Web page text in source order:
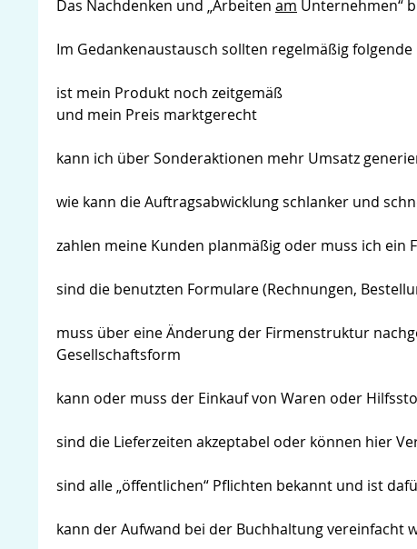
Das Nachdenken und „Arbeiten am Unternehmen“
Im Gedankenaustausch sollten regelmäßig
ist mein Produkt noch zeitgemäß
und mein Preis marktgerecht
kann ich über Sonderaktionen mehr Umsatz
wie kann die Auftragsabwicklung schlanker und
zahlen meine Kunden planmäßig oder muss ich
sind die benutzten Formulare (Rechnungen,
muss über eine Änderung der Firmenstruktur
Gesellschaftsform
kann oder muss der Einkauf von Waren oder
sind die Lieferzeiten akzeptabel oder können hier
sind alle „öffentlichen“ Pflichten bekannt und ist
kann der Aufwand bei der Buchhaltung vereinfacht